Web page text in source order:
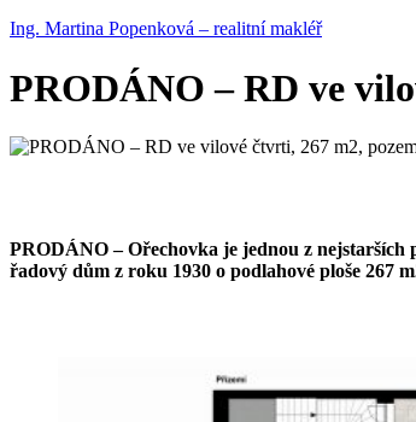
Ing. Martina Popenková – realitní makléř
PRODÁNO – RD ve
PRODÁNO – Ořechovka je jednou z
řadový dům z roku 1930 o podlahové ploše 267